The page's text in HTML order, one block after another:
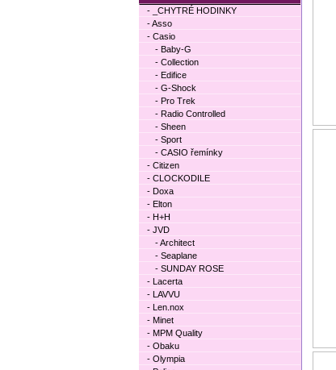
- _CHYTRÉ HODINKY
- Asso
- Casio
- Baby-G
- Collection
- Edifice
- G-Shock
- Pro Trek
- Radio Controlled
- Sheen
- Sport
- CASIO řemínky
- Citizen
- CLOCKODILE
- Doxa
- Elton
- H+H
- JVD
- Architect
- Seaplane
- SUNDAY ROSE
- Lacerta
- LAVVU
- Len.nox
- Minet
- MPM Quality
- Obaku
- Olympia